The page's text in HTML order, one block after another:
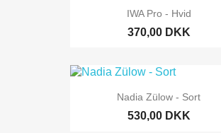
IWA Pro - Hvid
370,00 DKK
Nadia Zülow - Sort
530,00 DKK